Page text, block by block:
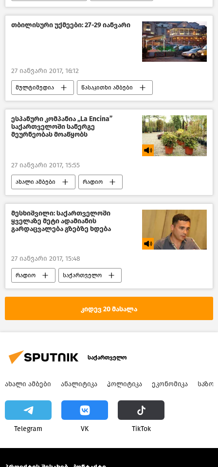
მსოფლიოს ახალი ამბები
თბილისური უქმეები: 27-29 იანვარი
27 იანვარი 2017, 16:12
მულტიმედია წასაკითხი ამბები
ინტერაქტივი ანალიტიკა
მიმოხილვები ახალი ამბები
ესპანური კომპანია „La Encina”
საქართველოში სანერგე
მეურნეობას მოაწყობს
27 იანვარი 2017, 15:55
ახალი ამბები რადიო
მესხიშვილი: საქართველოში
ყველაზე მეტი ადამიანის
გარდაცვალება გზებზე ხდება
27 იანვარი 2017, 15:48
რადიო საქართველო
კიდევ 20 მასალა
საქართველო
ᲐᲮᲐᲚᲘ ᲐᲛᲑᲔᲑᲘ ᲐᲜᲐᲚᲘᲢᲘᲙᲐ ᲞᲝᲚᲘᲢᲘᲙᲐ ᲔᲙᲝᲜᲝᲛᲘᲙᲐ
Telegram VK ТikТоk